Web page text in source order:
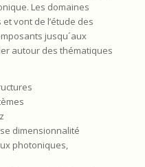
Les domaines
vont de l’étude des
jusqu´aux
autour des thématiques
dimensionnalité
photoniques,